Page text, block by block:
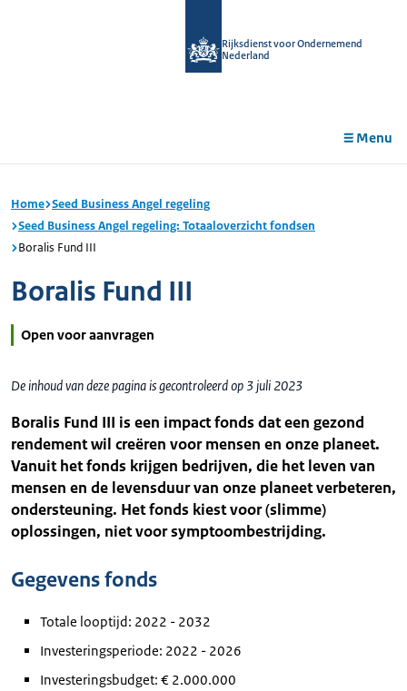
Rijksdienst voor Ondernemend
Nederland
Menu
Home Seed Business Angel regeling
Seed Business Angel regeling: Totaaloverzicht fondsen
Boralis Fund III
Boralis Fund III
Open voor aanvragen
De inhoud van deze pagina is gecontroleerd op 3 juli 2023
Boralis Fund III is een impact fonds dat een gezond
rendement wil creëren voor mensen en onze planeet.
Vanuit het fonds krijgen bedrijven, die het leven van
mensen en de levensduur van onze planeet verbeteren,
ondersteuning. Het fonds kiest voor (slimme)
oplossingen, niet voor symptoombestrijding.
Gegevens fonds
Totale looptijd: 2022 - 2032
Investeringsperiode: 2022 - 2026
Investeringsbudget: € 2.000.000